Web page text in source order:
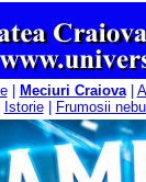
| Meciuri Craiova|
Istorie|
Frumosii